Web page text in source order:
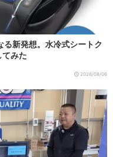
新発想。水冷式シートク
てみた
2026/08/06